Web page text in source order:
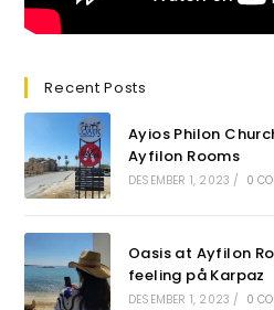
Recent Posts
Ayios Philon
Ayfilon Rooms
DESEMBER 1, 2023 / 0
Oasis at Ayfilon
feeling på Karpaz
DESEMBER 1, 2023 / 0